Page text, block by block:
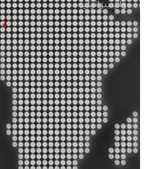
والإسرائيلية